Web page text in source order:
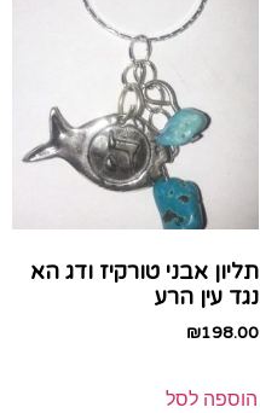
תליון אבני טורקיז ודג הא
נגד עין הרע
₪198.00
הוספה לסל